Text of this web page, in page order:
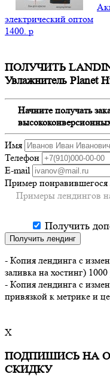
электрический оптом
1400. p
ПОЛУЧИТЬ
Увлажнитель Planet
Начните получать
Имя
Телефон
E-mail
Пример понравившегося
Примеры лендингов
Получить
Получить лендинг
- Копия лендинга с
заливка на хостинг)
- Копия лендинга с
привязкой к метрике и
X
ПОДПИШИСЬ НА
СКИДКУ